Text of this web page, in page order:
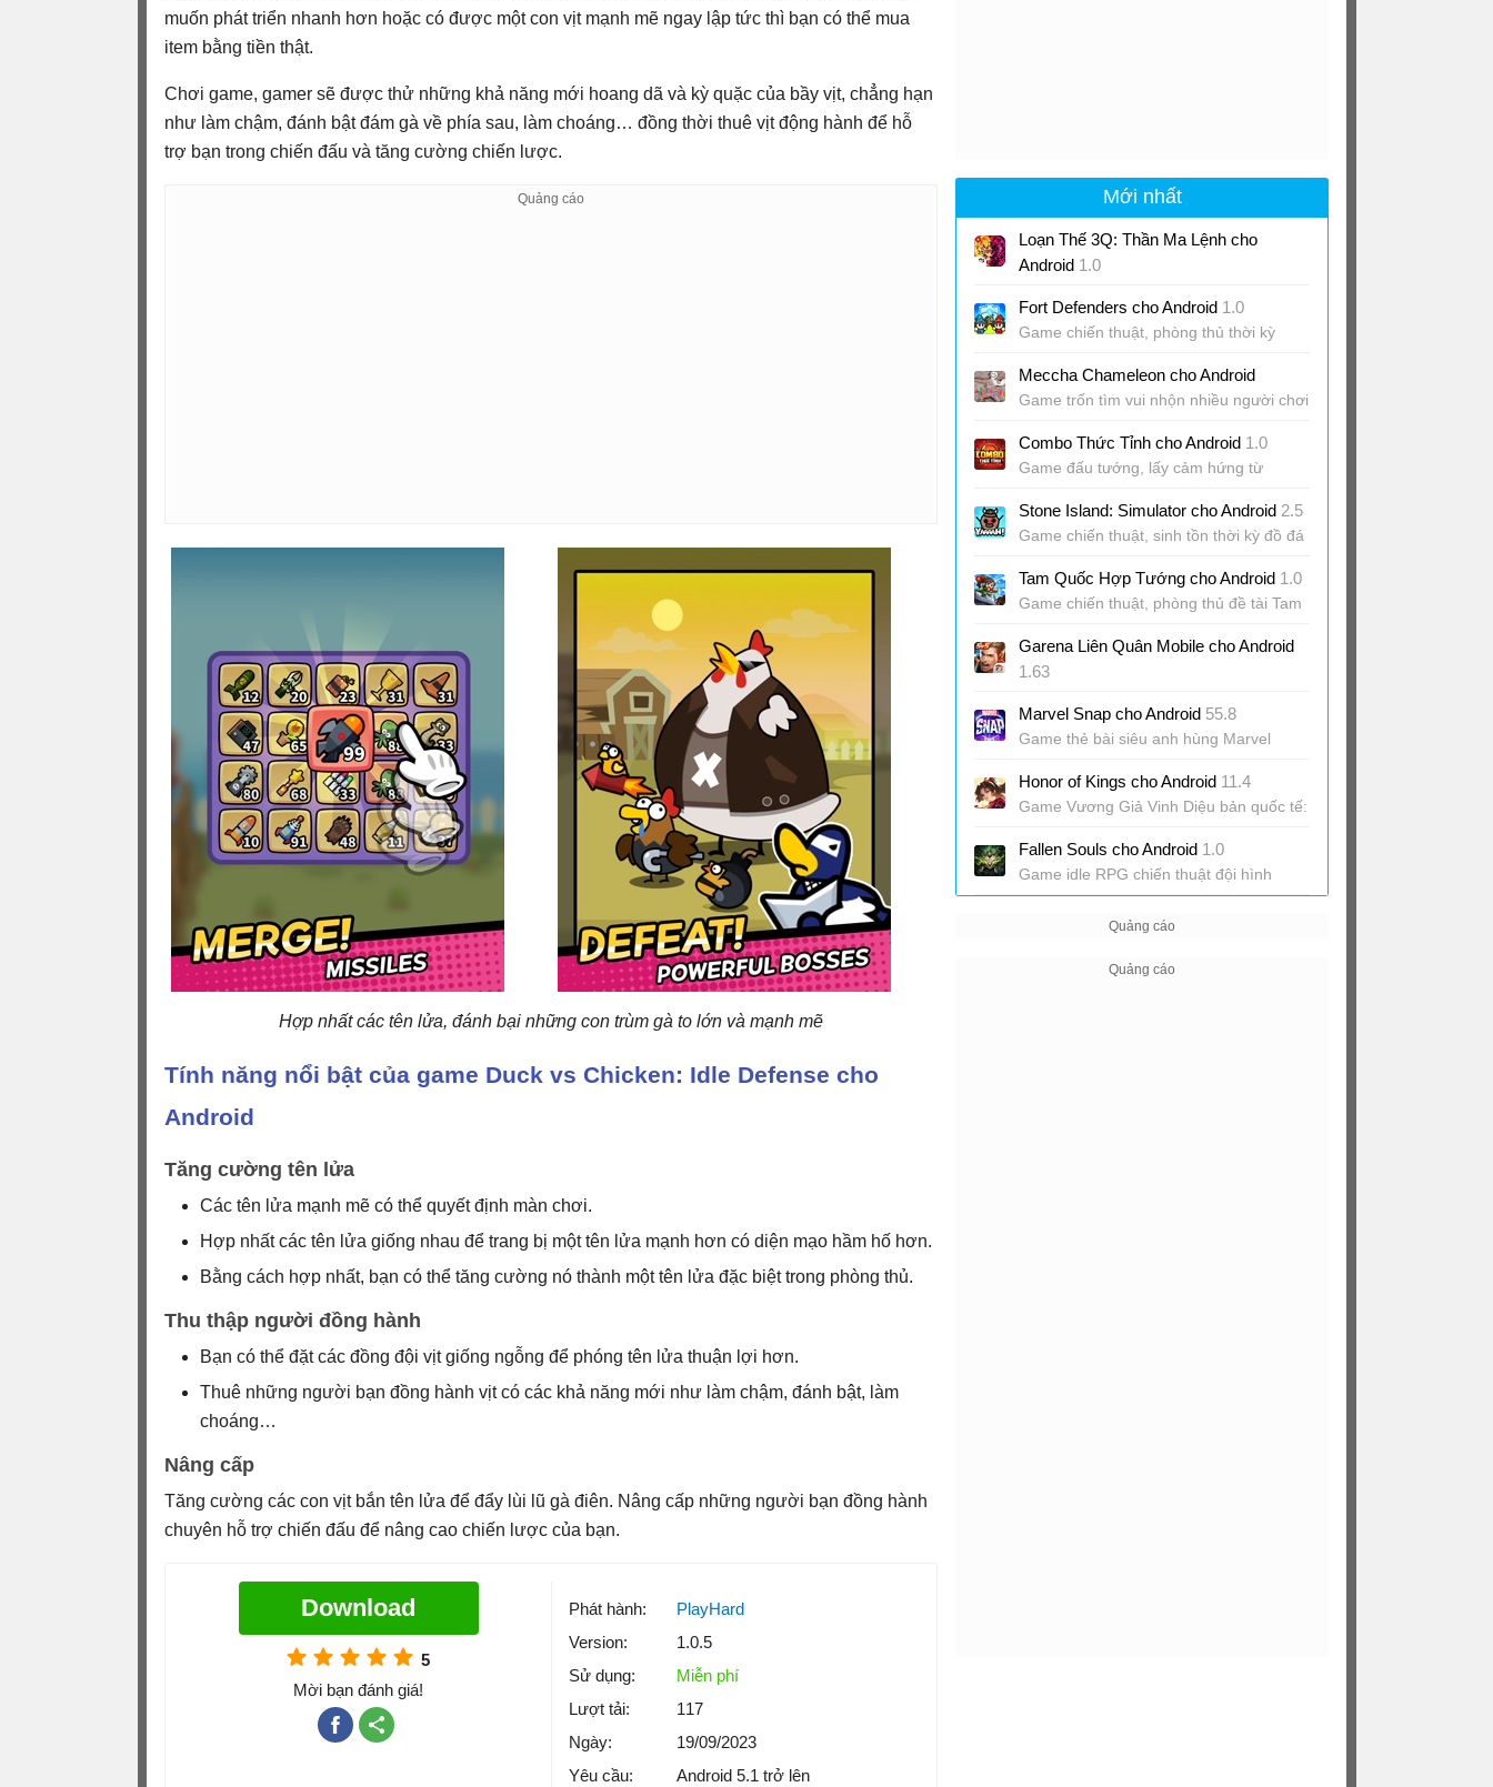
muốn phát triển nhanh hơn hoặc có được một con vịt mạnh mẽ ngay lập tức thì bạn có thể mua
item bằng tiền thật.
Chơi game, gamer sẽ được thử những khả năng mới hoang dã và kỳ quặc của bầy vịt, chẳng hạn
như làm chậm, đánh bật đám gà về phía sau, làm choáng… đồng thời thuê vịt động hành để hỗ
trợ bạn trong chiến đấu và tăng cường chiến lược.
Hợp nhất các tên lửa, đánh bại những con trùm gà to lớn và mạnh mẽ
Tính năng nổi bật của game Duck vs Chicken: Idle Defense cho
Android
Tăng cường tên lửa
Các tên lửa mạnh mẽ có thể quyết định màn chơi.
Hợp nhất các tên lửa giống nhau để trang bị một tên lửa mạnh hơn có diện mạo hầm hố hơn.
Bằng cách hợp nhất, bạn có thể tăng cường nó thành một tên lửa đặc biệt trong phòng thủ.
Thu thập người đồng hành
Bạn có thể đặt các đồng đội vịt giống ngỗng để phóng tên lửa thuận lợi hơn.
Thuê những người bạn đồng hành vịt có các khả năng mới như làm chậm, đánh bật, làm
choáng…
Nâng cấp
Tăng cường các con vịt bắn tên lửa để đẩy lùi lũ gà điên. Nâng cấp những người bạn đồng hành
chuyên hỗ trợ chiến đấu để nâng cao chiến lược của bạn.
Download
5
Mời bạn đánh giá!
Phát hành:
PlayHard
Version:
1.0.5
Sử dụng:
Miễn phí
Lượt tải:
117
Ngày:
19/09/2023
Yêu cầu:
Android 5.1 trở lên
Mới nhất
Loạn Thế 3Q: Thần Ma Lệnh cho
Android 1.0
Thần Ma
Fort Defenders cho Android 1.0
Game chiến thuật, phòng thủ thời kỳ
Meccha Chameleon cho Android
Game trốn tìm vui nhộn nhiều người chơi
Combo Thức Tỉnh cho Android 1.0
Game đấu tướng, lấy cảm hứng từ
Stone Island: Simulator cho Android 2.5
Game chiến thuật, sinh tồn thời kỳ đồ đá
Tam Quốc Hợp Tướng cho Android 1.0
Game chiến thuật, phòng thủ đề tài Tam
Garena Liên Quân Mobile cho Android
1.63
cao
Marvel Snap cho Android 55.8
Game thẻ bài siêu anh hùng Marvel
Honor of Kings cho Android 11.4
Game Vương Giả Vinh Diệu bản quốc tế:
Fallen Souls cho Android 1.0
Game idle RPG chiến thuật đội hình
chuyên sâu